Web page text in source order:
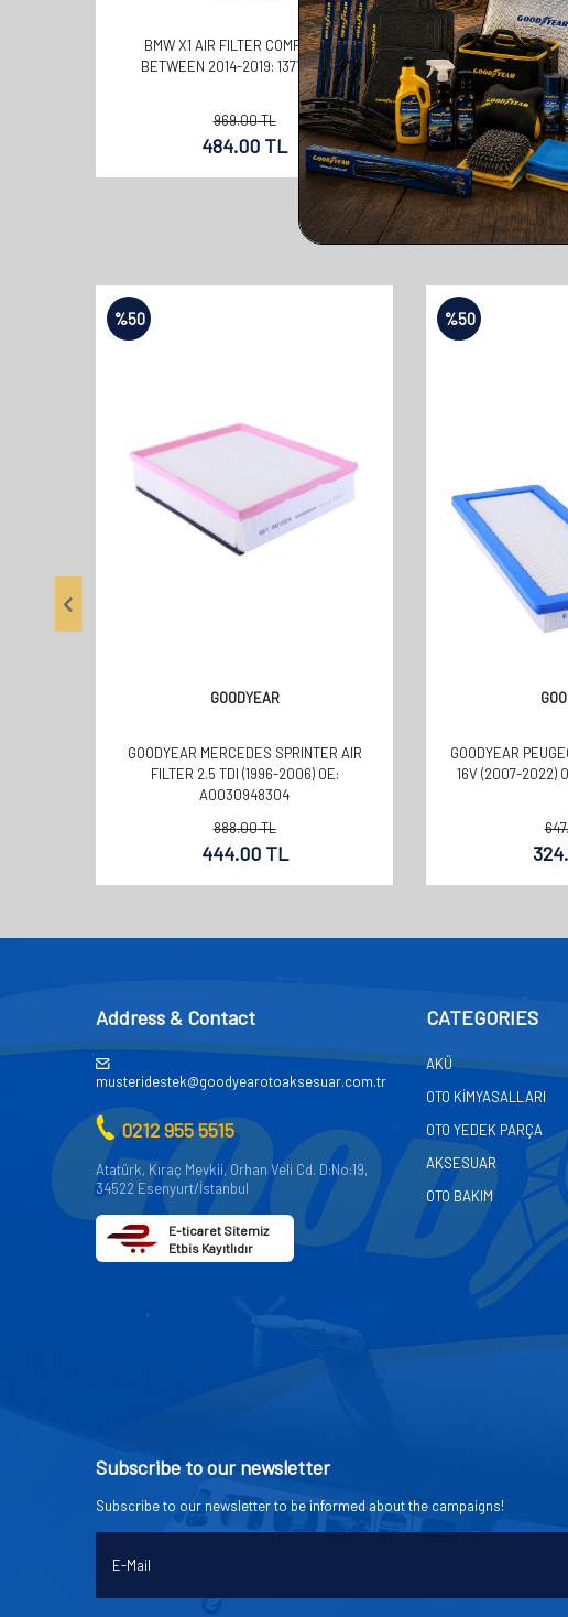
BMW X1 AIR FILTER COMPATIBLE
BETWEEN 2014-2019: 13717619267
969.00TL
484.00 TL
%50
GOODYEAR
GOODYEAR MERCEDES SPRINTER AIR
FILTER 2.5 TDI (1996-2006) OE:
A0030948304
888.00TL
444.00TL
%50
GOODYEAR
16V (2007-2022)
Address & Contact
musteridestek@goodyearotoaksesuar.com.tr
0212 955 5515
Atatürk, Kıraç Mevkii, Orhan Veli Cd. D:No:19,
34522 Esenyurt/İstanbul
E-ticaret Sitemiz
Etbis Kayıtlıdır
CATEGORIES
AKÜ
OTO KİMYASALLARI
OTO YEDEK PARÇA
AKSESUAR
OTO BAKIM
Subscribe to our newsletter
Subscribe to our newsletter to be informed about the campaigns!